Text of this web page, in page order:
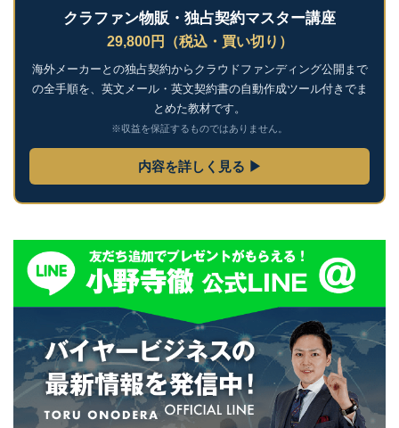
クラファン物販・独占契約マスター講座
29,800円（税込・買い切り）
海外メーカーとの独占契約からクラウドファンディング公開まで
の全手順を、英文メール・英文契約書の自動作成ツール付きでま
とめた教材です。
※収益を保証するものではありません。
内容を詳しく見る ▶